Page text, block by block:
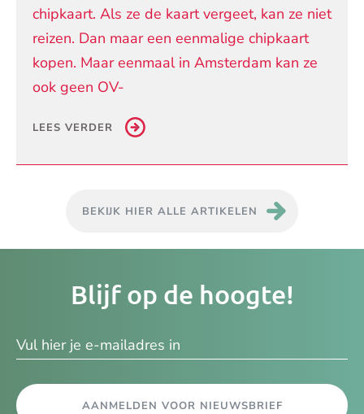
chipkaart. Als ze de kaart vergeet, kan ze niet
reizen. Dan maar een eenmalige chipkaart
kopen. Maar eenmaal in Amsterdam kan ze
ook geen OV-
LEES VERDER
BEKIJK HIER ALLE ARTIKELEN
Blijf op de hoogte!
AANMELDEN VOOR NIEUWSBRIEF